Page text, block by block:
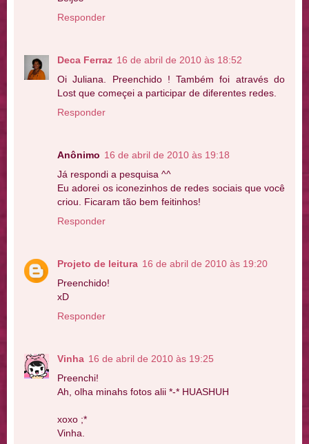
Responder
Deca Ferraz 16 de abril de 2010 às 18:52
Oi Juliana. Preenchido ! Também foi através do
Lost que começei a participar de diferentes redes.
Responder
Anônimo 16 de abril de 2010 às 19:18
Já respondi a pesquisa ^^
Eu adorei os iconezinhos de redes sociais que você
criou. Ficaram tão bem feitinhos!
Responder
Projeto de leitura 16 de abril de 2010 às 19:20
Preenchido!
xD
Responder
Vinha 16 de abril de 2010 às 19:25
Preenchi!
Ah, olha minahs fotos alii *-* HUASHUH
xoxo ;*
Vinha.